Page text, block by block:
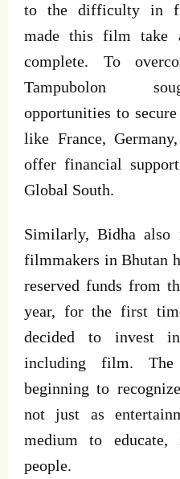
to the difficulty in
made this film take
complete. To
Tampubolon
opportunities to
like France,
offer financial
Global South.
Similarly, Bidha also
filmmakers in Bhutan
reserved funds from
year, for the first
decided to invest
including film.
beginning to
not just as
medium to educate,
people.